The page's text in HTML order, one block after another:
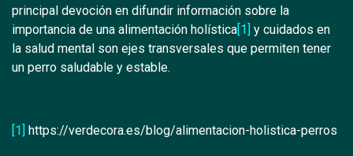
principal devoción en difundir información sobre la
importancia de una alimentación holística[1] y cuidados en
la salud mental son ejes transversales que permiten tener
un perro saludable y estable.
[1] https://verdecora.es/blog/alimentacion-holistica-perros